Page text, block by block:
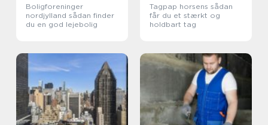
Boligforeninger
nordjylland sådan finder
du en god lejebolig
Tagpap horsens sådan
får du et stærkt og
holdbart tag